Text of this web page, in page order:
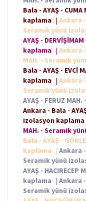
Bala - AYAŞ -
kaplama | Ankara -
Seramik yünü
AYAŞ -
kaplama | Ankara -
MAH. - Seramik
Bala - AYAŞ - EVCİ
kaplama | Ankara -
Seramik yünü
AYAŞ - FERUZ
Ankara - Bala -
izolasyon kaplama
MAH. - Seramik
Bala - AYAŞ -
kaplama
| Ankara -
Seramik yünü
AYAŞ -
kaplama | Ankara -
Seramik yünü